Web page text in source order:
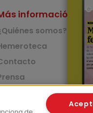
información
somos?
Corpus Lingüístico